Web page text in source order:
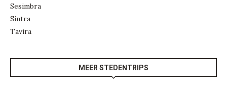
Sesimbra
Sintra
Tavira
MEER STEDENTRIPS